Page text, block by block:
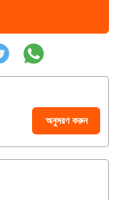
অনুসরণ করুন